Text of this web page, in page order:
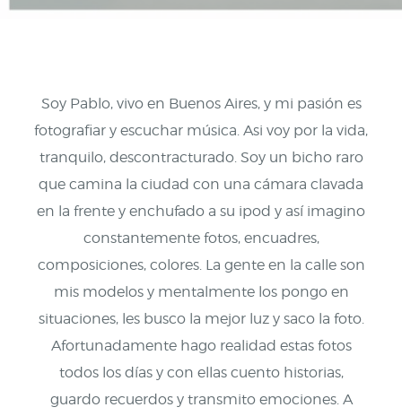
Soy Pablo, vivo en Buenos Aires, y mi pasión es
fotografiar y escuchar música. Asi voy por la vida,
tranquilo, descontracturado. Soy un bicho raro
que camina la ciudad con una cámara clavada
en la frente y enchufado a su ipod y así imagino
constantemente fotos, encuadres,
composiciones, colores. La gente en la calle son
mis modelos y mentalmente los pongo en
situaciones, les busco la mejor luz y saco la foto.
Afortunadamente hago realidad estas fotos
todos los días y con ellas cuento historias,
guardo recuerdos y transmito emociones. A